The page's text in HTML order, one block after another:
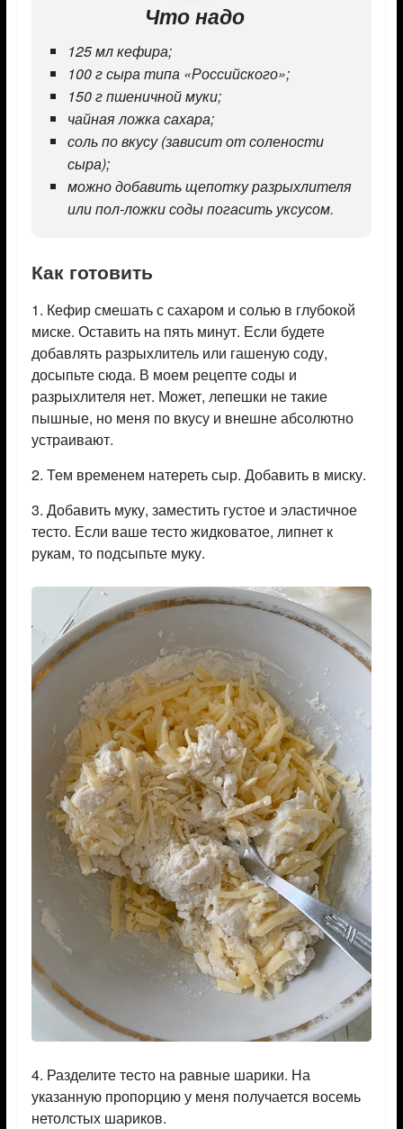
Что надо
125 мл кефира;
100 г сыра типа «Российского»;
150 г пшеничной муки;
чайная ложка сахара;
соль по вкусу (зависит от солености
сыра);
можно добавить щепотку разрыхлителя
или пол-ложки соды погасить уксусом.
Как готовить
1. Кефир смешать с сахаром и солью в глубокой
миске. Оставить на пять минут. Если будете
добавлять разрыхлитель или гашеную соду,
досыпьте сюда. В моем рецепте соды и
разрыхлителя нет. Может, лепешки не такие
пышные, но меня по вкусу и внешне абсолютно
устраивают.
2. Тем временем натереть сыр. Добавить в миску.
3. Добавить муку, заместить густое и эластичное
тесто. Если ваше тесто жидковатое, липнет к
рукам, то подсыпьте муку.
4. Разделите тесто на равные шарики. На
указанную пропорцию у меня получается восемь
нетолстых шариков.